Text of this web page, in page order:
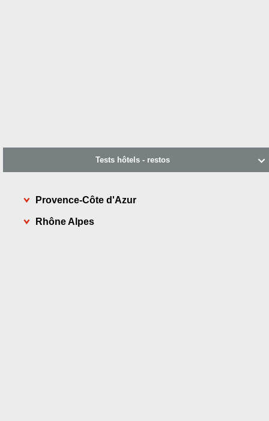

Tests hôtels - restos
Provence-Côte d'Azur
Rhône Alpes